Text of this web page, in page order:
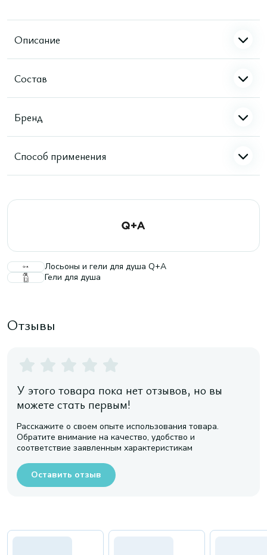
Описание
Состав
Бренд
Способ применения
Лосьоны и гели для душа Q+A
Гели для душа
Отзывы
У этого товара пока нет отзывов, но вы
можете стать первым!
Расскажите о своем опыте использования товара.
Обратите внимание на качество, удобство и
соответствие заявленным характеристикам
Оставить отзыв